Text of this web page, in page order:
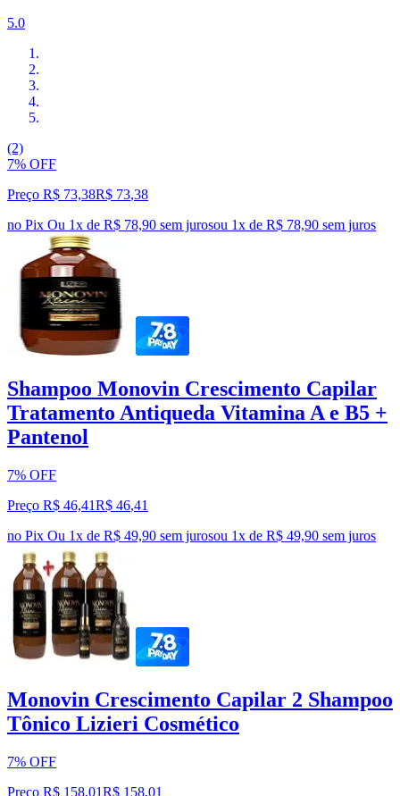
5.0
(2)
7% OFF
Preço R$ 73,38R$ 73,38
no Pix Ou 1x de R$ 78,90 sem jurosou 1x de R$ 78,90 sem juros
Shampoo Monovin Crescimento Capilar
Tratamento Antiqueda Vitamina A e B5 +
Pantenol
7% OFF
Preço R$ 46,41R$ 46,41
no Pix Ou 1x de R$ 49,90 sem jurosou 1x de R$ 49,90 sem juros
Monovin Crescimento Capilar 2 Shampoo
Tônico Lizieri Cosmético
7% OFF
Preço R$ 158,01R$ 158,01